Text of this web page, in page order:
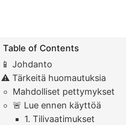
Table of Contents
📱 Johdanto
⚠️ Tärkeitä huomautuksia
Mahdolliset pettymykset
🚨 Lue ennen käyttöä
1. Tilivaatimukset